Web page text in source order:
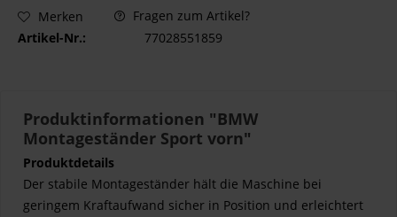
Merken
Fragen zum Artikel?
Artikel-Nr.:
77028551859
Produktinformationen "BMW
Montageständer Sport vorn"
Produktdetails
Der stabile Montageständer hält die Maschine bei
geringem Kraftaufwand sicher in Position und erleichtert